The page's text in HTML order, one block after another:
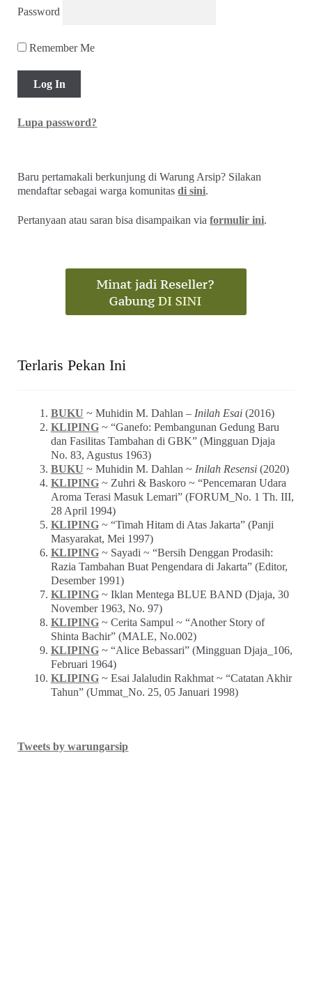
Password
Remember Me
Lupa password?
Baru pertamakali berkunjung di Warung Arsip? Silakan
mendaftar sebagai warga komunitasdi sini.
Pertanyaan atau saran bisa disampaikan viaformulir ini.
Terlaris Pekan Ini
BUKU ~ Muhidin M. Dahlan – Inilah Esai(2016)
KLIPING~ “Ganefo: Pembangunan Gedung Baru
dan Fasilitas Tambahan di GBK” (Mingguan Djaja
No. 83, Agustus 1963)
BUKU ~ Muhidin M. Dahlan ~ Inilah Resensi(2020)
KLIPING~ Zuhri & Baskoro ~ “Pencemaran Udara
Aroma Terasi Masuk Lemari” (FORUM_No. 1 Th. III,
28 April 1994)
KLIPING~ “Timah Hitam di Atas Jakarta” (Panji
Masyarakat, Mei 1997)
KLIPING~ Sayadi ~ “Bersih Denggan Prodasih:
Razia Tambahan Buat Pengendara di Jakarta” (Editor,
Desember 1991)
KLIPING~ Iklan Mentega BLUE BAND (Djaja, 30
November 1963, No. 97)
KLIPING~ Cerita Sampul ~ “Another Story of
Shinta Bachir” (MALE, No.002)
KLIPING~ “Alice Bebassari” (Mingguan Djaja_106,
Februari 1964)
KLIPING~ Esai Jalaludin Rakhmat ~ “Catatan Akhir
Tahun” (Ummat_No. 25, 05 Januari 1998)
Tweets by warungarsip